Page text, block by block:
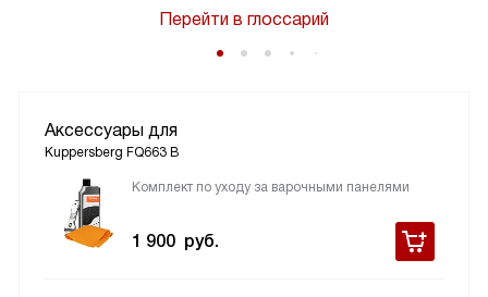
Перейти в глоссарий
Аксессуары для
Kuppersberg FQ663 B
Комплект по уходу за варочными панелями
1 900 руб.